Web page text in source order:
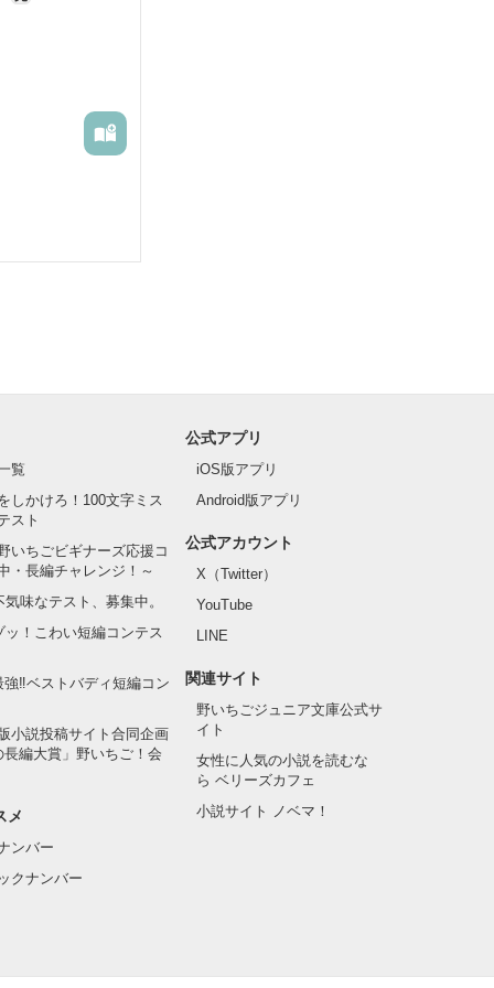
覧
しかけろ！100文字ミス
スト
いちごビギナーズ応援コ
・長編チャレンジ！～
味なテスト、募集中。
ッ！こわい短編コンテス
強‼ベストバディ短編コン
小説投稿サイト合同企画
長編大賞」野いちご！会
メ
ンバー
クナンバー
公式アプリ
iOS版アプリ
Android版アプリ
公式アカウント
X（Twitter）
YouTube
LINE
関連サイト
野いちごジュニア文庫公式サ
イト
女性に人気の小説を読むな
ら ベリーズカフェ
小説サイト ノベマ！